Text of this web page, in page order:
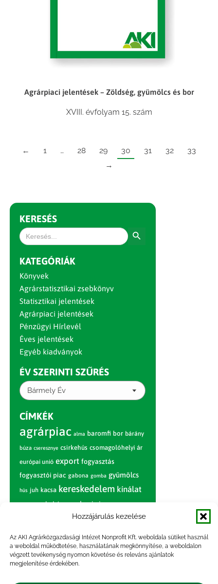
Hozzájárulás kezelése
Az AKI Agrárközgazdasági Intézet Nonprofit Kft. weboldala sütiket használ
a weboldal működtetése, használatának megkönnyítése, a weboldalon
végzett tevékenység nyomon követése és releváns ajánlatok
megjelenítése érdekében.
Agrárpiaci jelentések – Zöldség, gyümölcs és bor
XVIII. évfolyam 15. szám
← 1 … 28 29 30 31 32
33
→
KERESÉS
Search
for:
KATEGÓRIÁK
Könyvek
Agrárstatisztikai zsebkönyv
Statisztikai jelentések
Agrárpiaci jelentések
Pénzügyi Hírlevél
Éves jelentések
Egyéb kiadványok
ÉV SZERINTI SZŰRÉS
Bármely Év
CÍMKÉK
agrárpiac alma baromfi bor bárány
búza cseresznye csirkehús csomagolóhelyi ár
európai unió export fogyasztás
fogyasztói piac gabona gomba gyümölcs
hús juh kacsa kereskedelem kínálat
körte marhahús nagybani piac narancs
nemzetközi árinformációk
paradicsom piac piaci jelentés
pulyka pulykahús sertés sertéshús
szarvasmarha termelés
termelői